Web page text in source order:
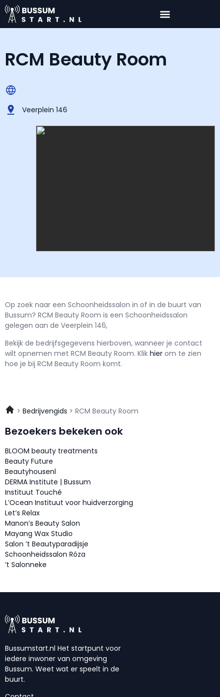
RCM Beauty Room
Veerplein 146
Op zoek naar een Schoonheidssalon in of in de buurt van
Bussum? RCM Beauty Room is een Schoonheidssalon
gelegen aan de Veerplein 146,
Bekijk de bedrijfsgegevens hierboven, wanneer je contact
wilt opnemen met RCM Beauty Room. Klik hier om te zien
hoe je bij RCM Beauty Room komt.
Bedrijvengids RCM Beauty Room
Bezoekers bekeken ook
BLOOM beauty treatments
Beauty Future
Beautyhousenl
DERMA Institute | Bussum
Instituut Touché
L’Ocean Instituut voor huidverzorging
Let’s Relax
Manon’s Beauty Salon
Mayang Wax Studio
Salon ’t Beautyparadijsje
Schoonheidssalon Róza
‘t Salonneke
Bussumstart.nl Het startpunt voor
iedere inwoner van omgeving
Bussum. Weet wat er speelt in de
buurt.